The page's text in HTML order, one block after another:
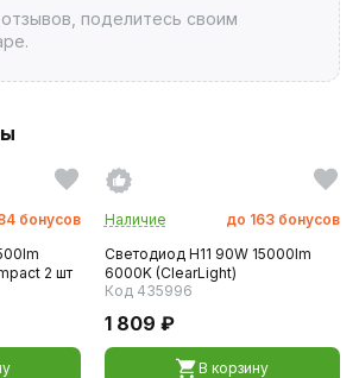
поделитесь своим
бонусов
2 шт
Наличие до 163 бонусов
Светодиод H11 90W 15000lm
6000K (ClearLight)
Код 435996
1 809 ₽
В корзину